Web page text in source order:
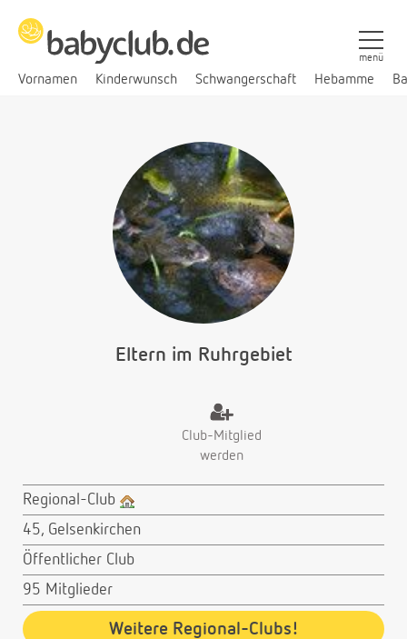
Vornamen Kinderwunsch Schwangerschaft Hebamme
menü
Eltern im Ruhrgebiet
Club-Mitglied
werden
Regional-Club
45, Gelsenkirchen
Öffentlicher Club
95 Mitglieder
Weitere Regional-Clubs!